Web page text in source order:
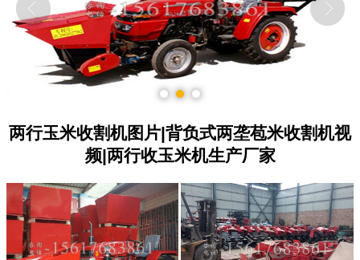
两行玉米收割机图片|背负式两垄苞米收割机视
频|两行收玉米机生产厂家